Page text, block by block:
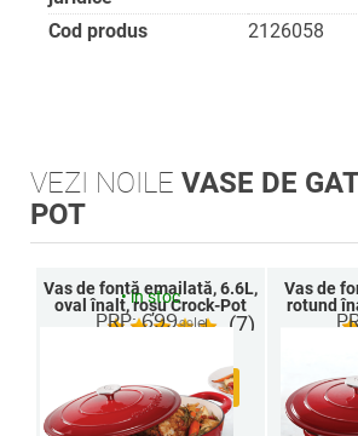
Cod produs
2126058
VEZI NOILEVASE DE
POT
Vas de fontă emailată, 6.6L,
oval înalt, roșu Crock-Pot
(7)
•in stoc
PRP: 699,99lei
Adauga in cos
Vas de
rotund